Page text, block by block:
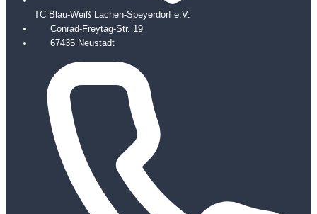
TC Blau-Weiß Lachen-Speyerdorf e.V.
Conrad-Freytag-Str. 19
67435 Neustadt